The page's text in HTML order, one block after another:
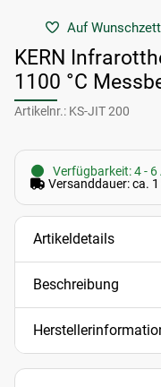
Auf
KERN
1100 °C
Artikelnr.: KS-JIT 200
Verfügbarkeit: 4 -
Versanddauer: ca.
Artikeldetails
Beschreibung